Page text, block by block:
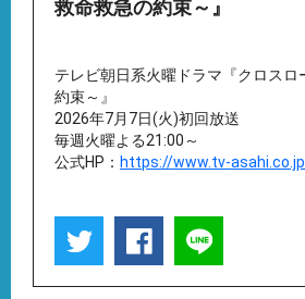
救命救急の約束～』
テレビ朝日系火曜ドラマ『クロスロ
約束～』
2026年7月7日(火)初回放送
毎週火曜よる21:00～
公式HP： https://www.tv-